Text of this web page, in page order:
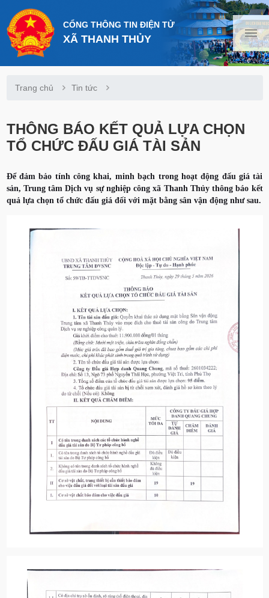
CỔNG THÔNG TIN ĐIỆN TỬ
XÃ THANH THỦY
Trang chủ Tin tức
THÔNG BÁO KẾT QUẢ LỰA CHỌN
TỔ CHỨC ĐẤU GIÁ TÀI SẢN
Để đảm bảo tính công khai, minh bạch trong hoạt động đấu giá tài
sản, Trung tâm Dịch vụ sự nghiệp công xã Thanh Thủy thông báo kết
quả lựa chọn tổ chức đấu giá đối với mặt bằng sân vận động như sau.